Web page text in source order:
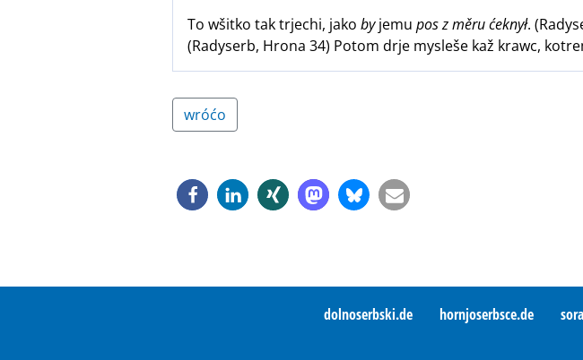
To wšitko tak trjechi, jako byjemu pos z měru ćeknył.
(Radyserb, Hrona 34) Potom drje mysleše kaž krawc,
wróćo
dolnoserbski.de hornjoserbsce.de